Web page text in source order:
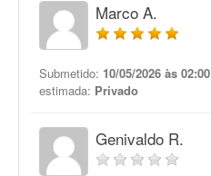
Marco A.
Submetido: 10/05/2026 às 02:00
estimada: Privado
Genivaldo R.